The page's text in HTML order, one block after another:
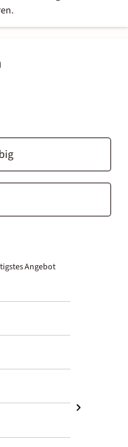
Angebot